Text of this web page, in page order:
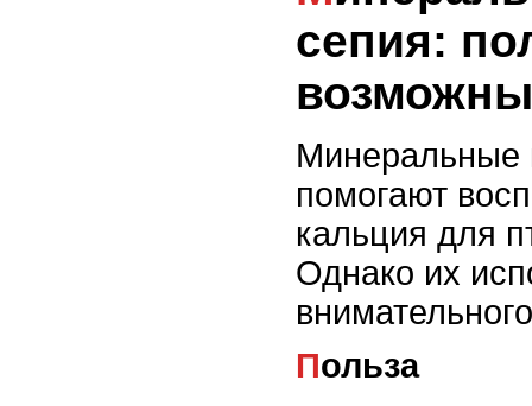
сепия:
Минеральные
помогают
кальция для
Однако их
Польза